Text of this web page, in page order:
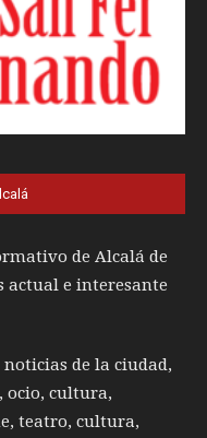
de Alcalá de
actual e interesante
de la ciudad,
ocio, cultura,
teatro, cultura,